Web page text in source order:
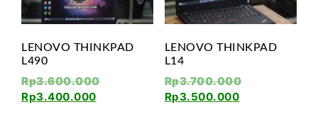
LENOVO THINKPAD
L490
Rp3.600.000
Rp3.400.000
LENOVO THINKPAD
L14
Rp3.700.000
Rp3.500.000